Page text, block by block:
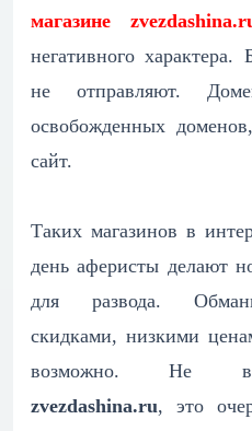
магазине
негативного характера.
не отправляют.
освобожденных
сайт.
Таких магазинов в
день аферисты делают
для развода.
скидками, низкими
возможно. Не
zvezdashina.ru, это